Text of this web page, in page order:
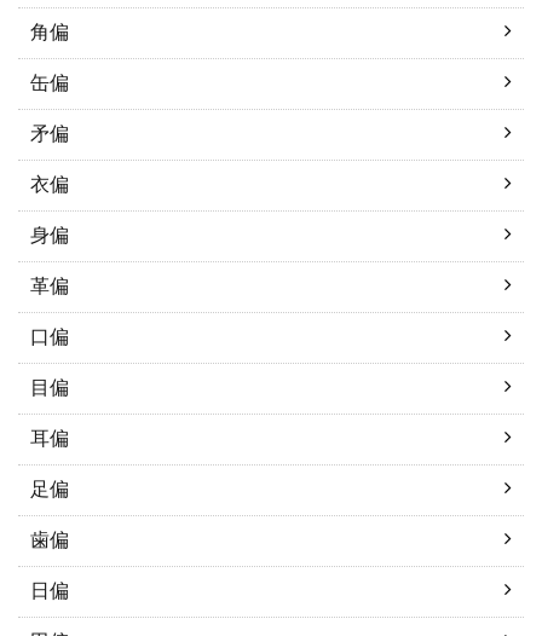
角偏
缶偏
矛偏
衣偏
身偏
革偏
口偏
目偏
耳偏
足偏
歯偏
日偏